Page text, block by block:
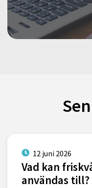
12 juni 2026
Vad kan
användas till?